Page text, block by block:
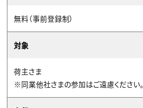
無料（事前登録制）
対象
荷主さま
※同業他社さまの参加はご遠慮ください。